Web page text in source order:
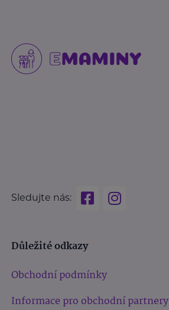
Sledujte nás:
Důležité odkazy
Obchodní podmínky
Informace pro obchodní partnery